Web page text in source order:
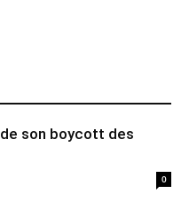
de son boycott des
0